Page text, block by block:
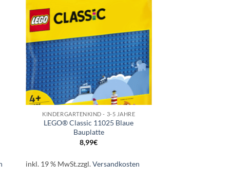
+
KINDERGARTENKIND - 3-5 JAHRE
LEGO® Classic 11025 Blaue
Bauplatte
8,99€
inkl. 19 % MwSt.zzgl.Versandkosten